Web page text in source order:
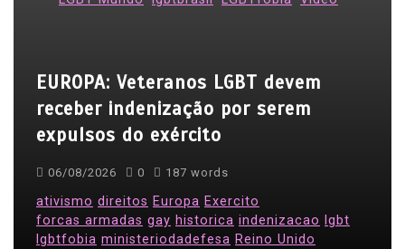
EUROPA: Veteranos LGBT devem
receber indenização por serem
expulsos do exército
06/08/2026 0 187 words
ativismo direitos Europa Exercito
forcas armadas gay historica indenizacao
lgbt
lgbtfobia ministeriodadefesa Reino Unido